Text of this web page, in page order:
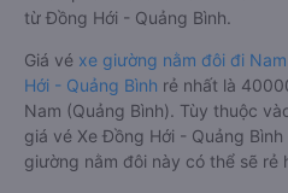
từ Đồng Hới - Quảng Bình.
Giá vé xe giường nằm đôi đi
Hới - Quảng Bình rẻ nhất là
Nam (Quảng Bình). Tùy thuộc
giá vé Xe Đồng Hới - Quảng
giường nằm đôi này có thể sẽ rẻ